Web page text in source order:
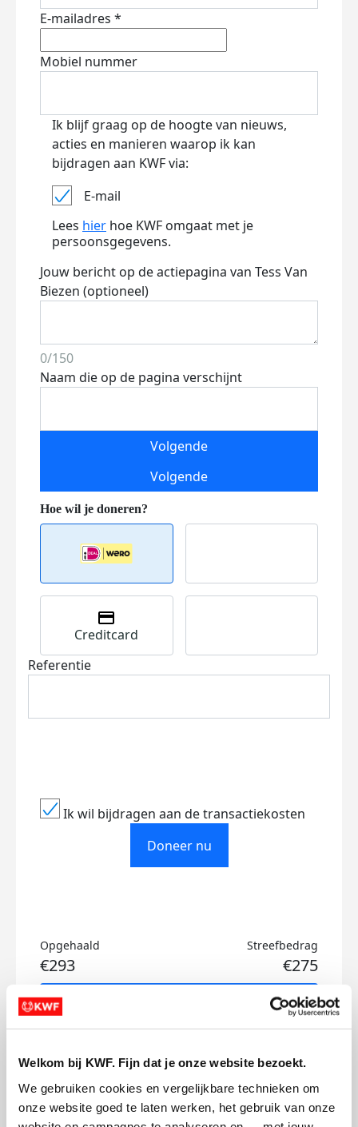
Welkom bij KWF. Fijn dat je onze website bezoekt.
We gebruiken cookies en vergelijkbare technieken om
onze website goed te laten werken, het gebruik van onze
E-mailadres *
Mobiel nummer
Ik blijf graag op de hoogte van nieuws,
acties en manieren waarop ik kan
bijdragen aan KWF via:
E-mail
Lees hier hoe KWF omgaat met je
persoonsgegevens.
Jouw bericht op de actiepagina van Tess Van
Biezen (optioneel)
0/150
Naam die op de pagina verschijnt
Volgende
Volgende
Creditcard
Referentie
Ik wil bijdragen aan de transactiekosten
Doneer nu
Opgehaald
€293
Streefbedrag
€275
Doneer
Tess's badges